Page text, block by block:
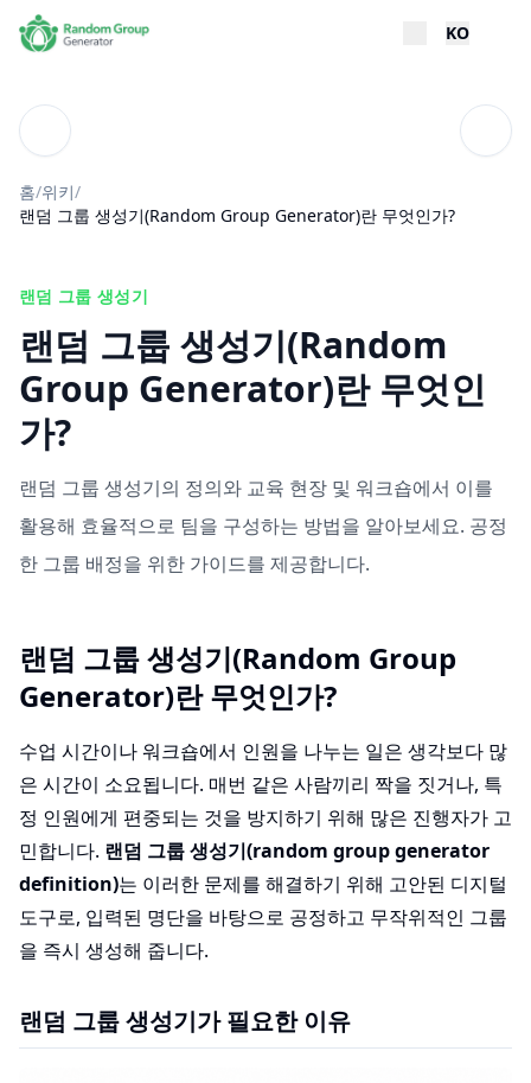
KO
위키 목차
홈/위키/
랜덤 그룹 생성기(Random Group Generator)란 무엇인가?
랜덤 그룹 생성기
랜덤 그룹 생성기(Random
Group Generator)란 무엇인
가?
랜덤 그룹 생성기의 정의와 교육 현장 및 워크숍에서 이를
활용해 효율적으로 팀을 구성하는 방법을 알아보세요. 공정
한 그룹 배정을 위한 가이드를 제공합니다.
랜덤 그룹 생성기(Random Group
Generator)란 무엇인가?
수업 시간이나 워크숍에서 인원을 나누는 일은 생각보다 많
은 시간이 소요됩니다. 매번 같은 사람끼리 짝을 짓거나, 특
정 인원에게 편중되는 것을 방지하기 위해 많은 진행자가 고
민합니다. 랜덤 그룹 생성기(random group generator
definition)는 이러한 문제를 해결하기 위해 고안된 디지털
도구로, 입력된 명단을 바탕으로 공정하고 무작위적인 그룹
을 즉시 생성해 줍니다.
랜덤 그룹 생성기가 필요한 이유